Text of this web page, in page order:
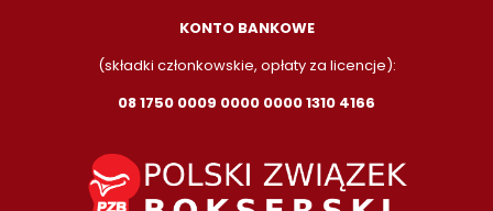
KONTO BANKOWE
(składki członkowskie, opłaty za licencje):
08 1750 0009 0000 0000 1310 4166